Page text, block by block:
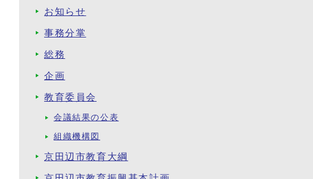
お知らせ
事務分掌
総務
企画
教育委員会
会議結果の公表
組織機構図
京田辺市教育大綱